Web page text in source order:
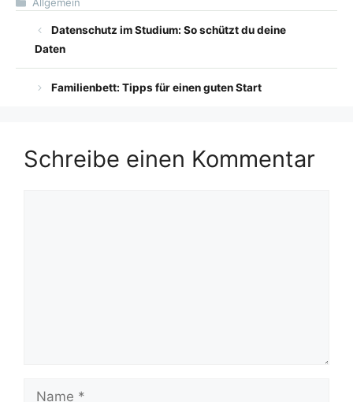
Datenschutz im Studium: So schützt du deine
Daten
Familienbett: Tipps für einen guten Start
Schreibe einen Kommentar
Name